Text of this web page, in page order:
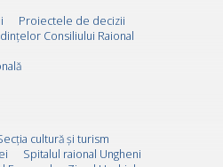
Proiectele de decizii
Consiliului Raional
cultură și turism
Spitalul raional Ungheni